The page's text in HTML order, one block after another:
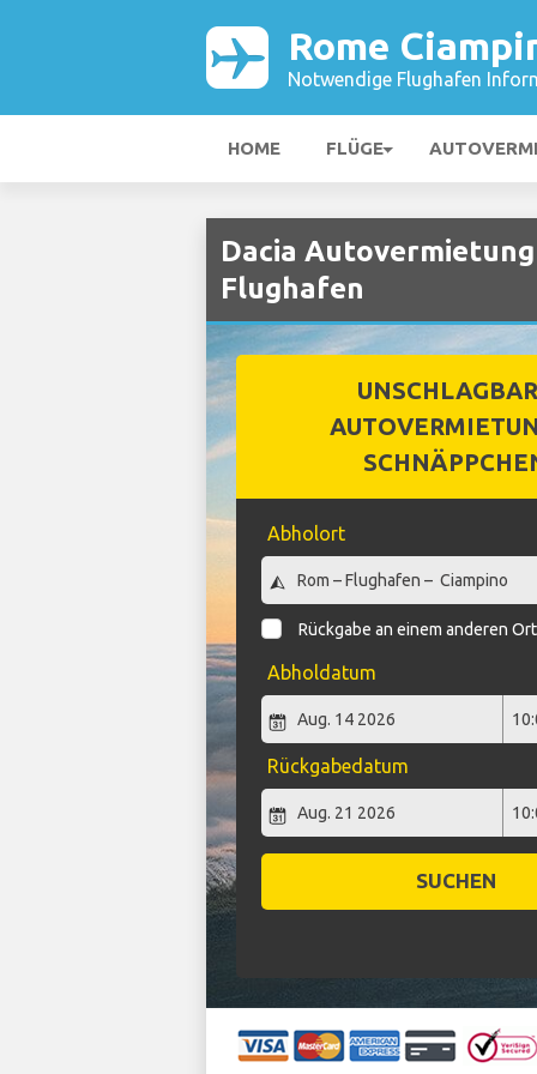
Rome
Notwendige Flughafen
HOME FLÜGE
Dacia
Flughafen
Abholort
Rückgabe an einem anderen Ort
Abholdatum
Rückgabedatum
SUCHEN